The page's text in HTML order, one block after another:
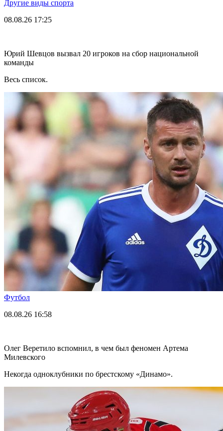
Другие виды спорта
08.08.26 17:25
Юрий Шевцов вызвал 20 игроков на сбор национальной
команды
Весь список.
Футбол
08.08.26 16:58
Олег Веретило вспомнил, в чем был феномен Артема
Милевского
Некогда одноклубники по брестскому «Динамо».